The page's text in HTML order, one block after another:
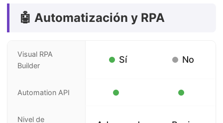
🤖 Automatización y RPA
Visual RPA
Builder
Sí No
Automation API
Nivel de